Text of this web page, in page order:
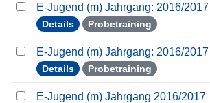
E-Jugend (m) Jahrgang: 2016/2017
Details Probetraining
E-Jugend (m) Jahrgang: 2016/2017
Details Probetraining
E-Jugend (m) Jahrgang 2016/2017